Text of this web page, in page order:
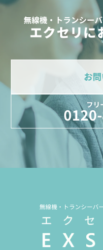
無線機・トランシー
エクセリに
お
フリ
無線機・トランシーバ